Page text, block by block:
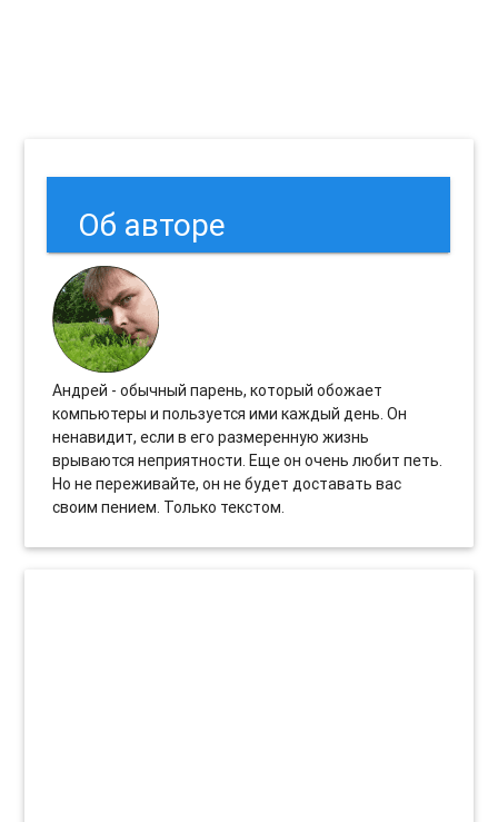
Об авторе
Андрей - обычный парень, который обожает
компьютеры и пользуется ими каждый день. Он
ненавидит, если в его размеренную жизнь
врываются неприятности. Еще он очень любит петь.
Но не переживайте, он не будет доставать вас
своим пением. Только текстом.